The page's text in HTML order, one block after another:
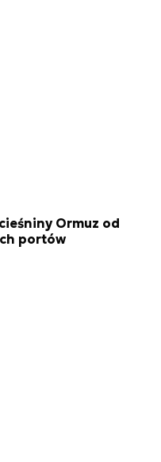
Ormuz od
portów